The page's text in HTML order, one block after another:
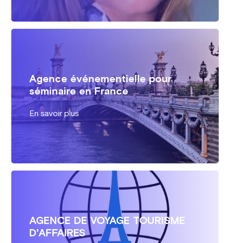
Agence événementielle pour
séminaire en France
En savoir plus
AGENCE DE VOYAGE TOURISME
D'AFFAIRES